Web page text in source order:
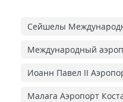
Сейшелы
Международный
Иоанн Павел II
Малага Аэропорт